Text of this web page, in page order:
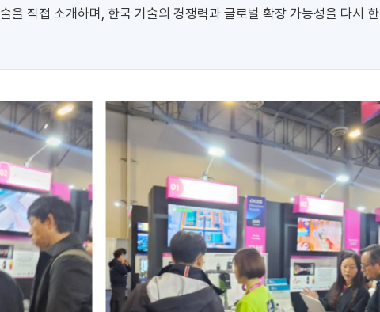
을 직접 소개하며, 한국 기술의 경쟁력과 글로벌 확장 가능성을 다시 한